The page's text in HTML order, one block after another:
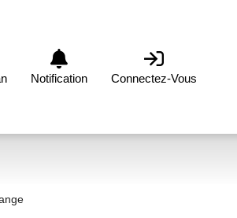
Notification Connectez-Vous